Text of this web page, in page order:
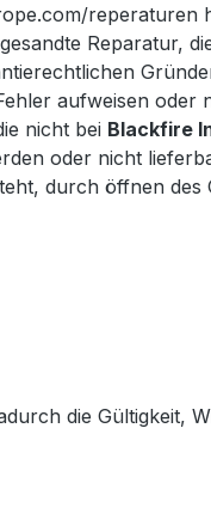
reperaturen
Reparatur,
aufweisen oder
nicht bei Blackfire
oder nicht
durch öffnen des
die Gültigkeit,